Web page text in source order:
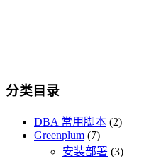
分类目录
DBA 常用脚本 (2)
Greenplum (7)
安装部署 (3)